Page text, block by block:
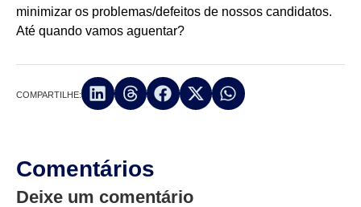
minimizar os problemas/defeitos de nossos candidatos.
Até quando vamos aguentar?
COMPARTILHE:
Comentários
Deixe um comentário